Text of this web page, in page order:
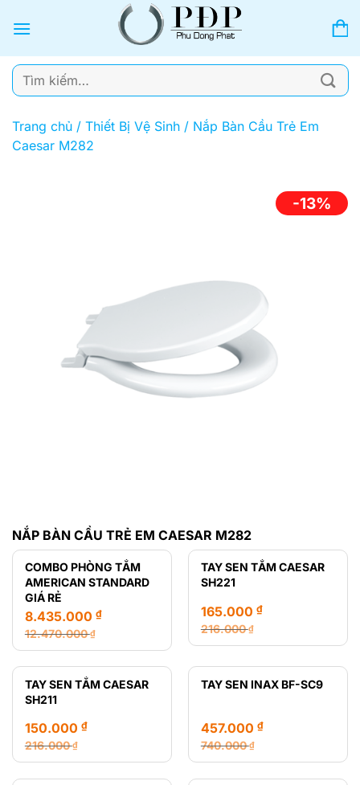
qua
dung
Tìm
kiếm:
Trang chủ / Thiết Bị Vệ Sinh / Nắp Bàn Cầu Trẻ Em
Caesar M282
-13%
NẮP BÀN CẦU TRẺ EM CAESAR M282
COMBO PHÒNG TẮM
AMERICAN STANDARD
GIÁ RẺ
12.470.000₫
Giá
gốc
là:
12.470.000 ₫.
8.435.000 ₫
Giá
hiện
tại
là:
TAY SEN TẮM CAESAR
SH221
216.000₫
Giá
216.000 ₫.
165.000 ₫
Giá
là:
TAY SEN TẮM CAESAR
SH211
216.000₫
Giá
gốc
150.000 ₫
Giá
hiện
TAY SEN INAX BF-SC9
740.000₫
Giá
gốc
457.000 ₫
Giá
hiện